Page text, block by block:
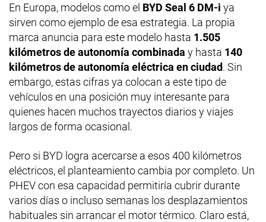
En Europa, modelos como el BYD Seal 6 DM-i ya
sirven como ejemplo de esa estrategia. La propia
marca anuncia para este modelo hasta 1.505
kilómetros de autonomía combinada y hasta 140
kilómetros de autonomía eléctrica en ciudad. Sin
embargo, estas cifras ya colocan a este tipo de
vehículos en una posición muy interesante para
quienes hacen muchos trayectos diarios y viajes
largos de forma ocasional.
Pero si BYD logra acercarse a esos 400 kilómetros
eléctricos, el planteamiento cambia por completo. Un
PHEV con esa capacidad permitiría cubrir durante
varios días o incluso semanas los desplazamientos
habituales sin arrancar el motor térmico. Claro está,